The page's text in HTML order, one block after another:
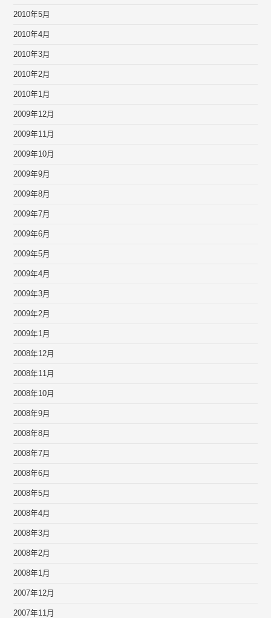
2010年5月
2010年4月
2010年3月
2010年2月
2010年1月
2009年12月
2009年11月
2009年10月
2009年9月
2009年8月
2009年7月
2009年6月
2009年5月
2009年4月
2009年3月
2009年2月
2009年1月
2008年12月
2008年11月
2008年10月
2008年9月
2008年8月
2008年7月
2008年6月
2008年5月
2008年4月
2008年3月
2008年2月
2008年1月
2007年12月
2007年11月